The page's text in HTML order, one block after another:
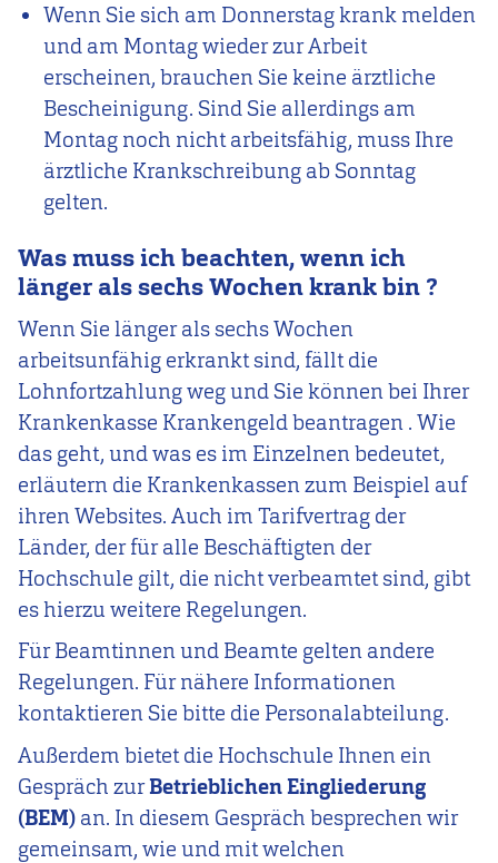
Wenn Sie sich am Donnerstag krank melden
und am Montag wieder zur Arbeit
erscheinen, brauchen Sie keine ärztliche
Bescheinigung. Sind Sie allerdings am
Montag noch nicht arbeitsfähig, muss Ihre
ärztliche Krankschreibung ab Sonntag
gelten.
Wasmuss ich beachten, wenn ich
länger als sechs Wochen krank bin ?
Wenn Sie länger als sechs Wochen
arbeitsunfähig erkrankt sind, fällt die
Lohnfortzahlung weg und Sie können bei Ihrer
Krankenkasse Krankengeldbeantragen . Wie
das geht, und was es im Einzelnen bedeutet,
erläutern die Krankenkassen zum Beispiel auf
ihren Websites. Auch im Tarifvertrag der
Länder, der für alle Beschäftigten der
Hochschule gilt, die nicht verbeamtet sind, gibt
es hierzu weitere Regelungen.
Für Beamtinnen und Beamte gelten andere
Regelungen. Für nähere Informationen
kontaktieren Sie bitte die Personalabteilung.
Außerdem bietet die Hochschule Ihnen ein
Gespräch zurBetrieblichen Eingliederung
(BEM) an. In diesem Gespräch besprechen wir
gemeinsam, wie und mit welchen